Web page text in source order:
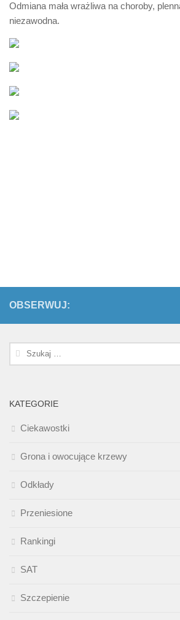
Odmiana mała wrażliwa na choroby,
niezawodna.
OBSERWUJ:
Szukaj:
KATEGORIE
Ciekawostki
Grona i owocujące krzewy
Odkłady
Przeniesione
Rankingi
SAT
Szczepienie